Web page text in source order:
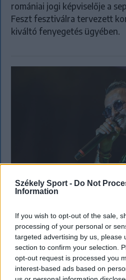
Székely Sport - Do Not
Information
If you wish to opt-out of the sale,
processing of your personal or
targeted advertising by us, please
section to confirm your selection.
opt-out request is processed you
interest-based ads based on
romániai jogi képviselője a
Feszt fesztiválra tervezett
kiváltó fenyegetés ügyében.
KRÓNIKA
Majka életveszélyes
lemondta erdélyi
Majka életveszélyes